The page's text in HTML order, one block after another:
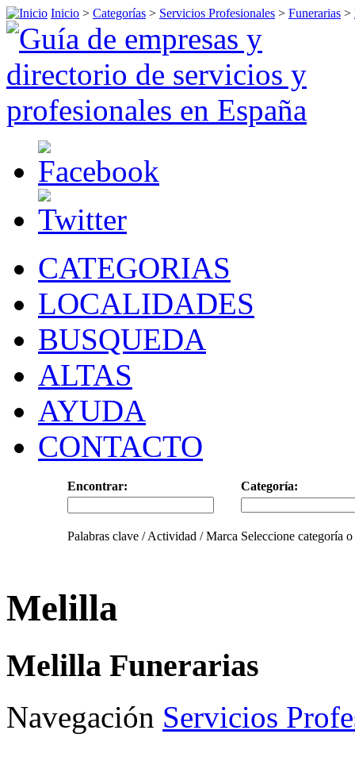
Inicio > Categorías > Servicios Profesionales > Funerarias >
CATEGORIAS
LOCALIDADES
BUSQUEDA
ALTAS
AYUDA
CONTACTO
Encontrar: Categoría:
Palabras clave / Actividad / Marca Seleccione categoría
Melilla
Melilla Funerarias
Navegación Servicios